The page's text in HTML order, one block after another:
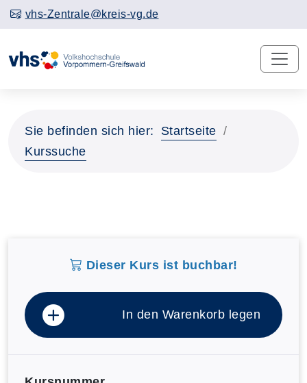
vhs-Zentrale@kreis-vg.de
Sie befinden sich hier:
Startseite
Kurssuche
Dieser Kurs ist buchbar!
In den Warenkorb legen